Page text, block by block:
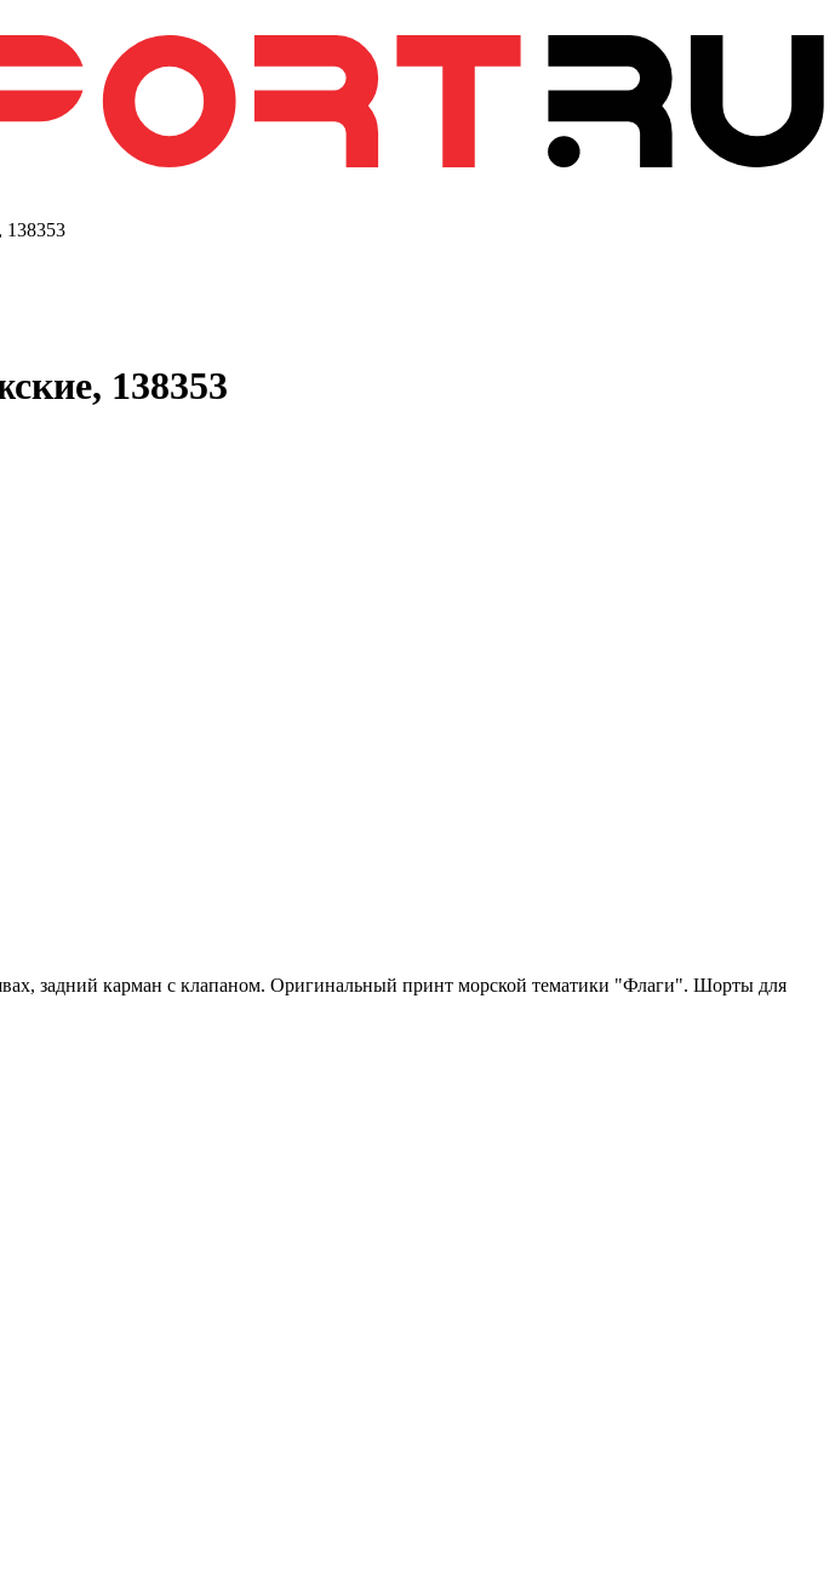
138353
138353
задний карман с клапаном. Оригинальный принт морской тематики "Флаги". Шорты для